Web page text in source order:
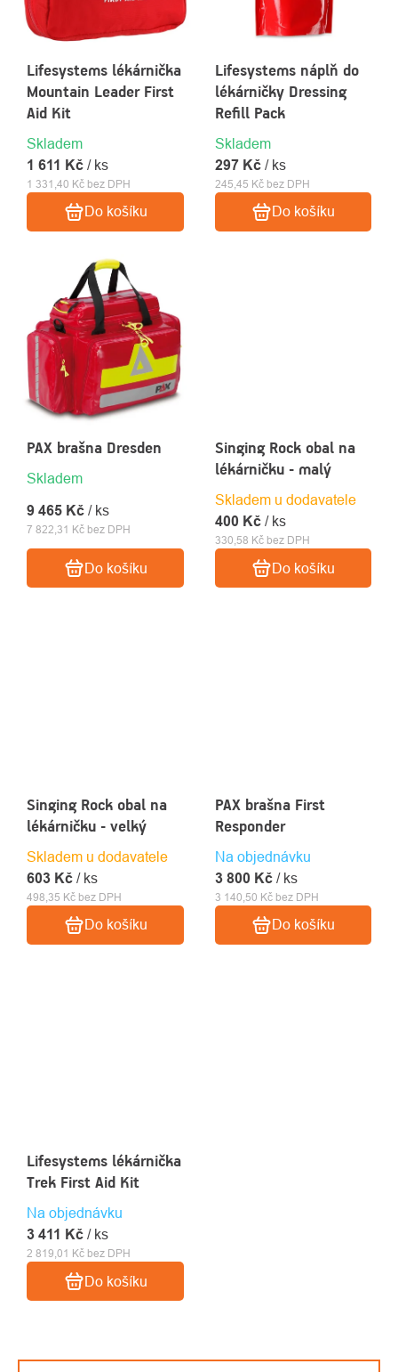
Lifesystems lékárnička
Mountain Leader First
Aid Kit
Skladem
1 331,40 Kč bez DPH
1 611 Kč / ks
Do košíku
Lifesystems náplň do
lékárničky Dressing
Refill Pack
Skladem
245,45 Kč bez DPH
297 Kč / ks
Do košíku
PAX brašna Dresden
Skladem
7 822,31 Kč bez DPH
9 465 Kč / ks
Do košíku
Singing Rock obal na
lékárničku - malý
Skladem u dodavatele
330,58 Kč bez DPH
400 Kč / ks
Do košíku
Singing Rock obal na
lékárničku - velký
Skladem u dodavatele
498,35 Kč bez DPH
603 Kč / ks
Do košíku
PAX brašna First
Responder
Na objednávku
3 140,50 Kč bez DPH
3 800 Kč / ks
Do košíku
Lifesystems lékárnička
Trek First Aid Kit
Na objednávku
2 819,01 Kč bez DPH
3 411 Kč / ks
Do košíku
OVLÁDACÍ